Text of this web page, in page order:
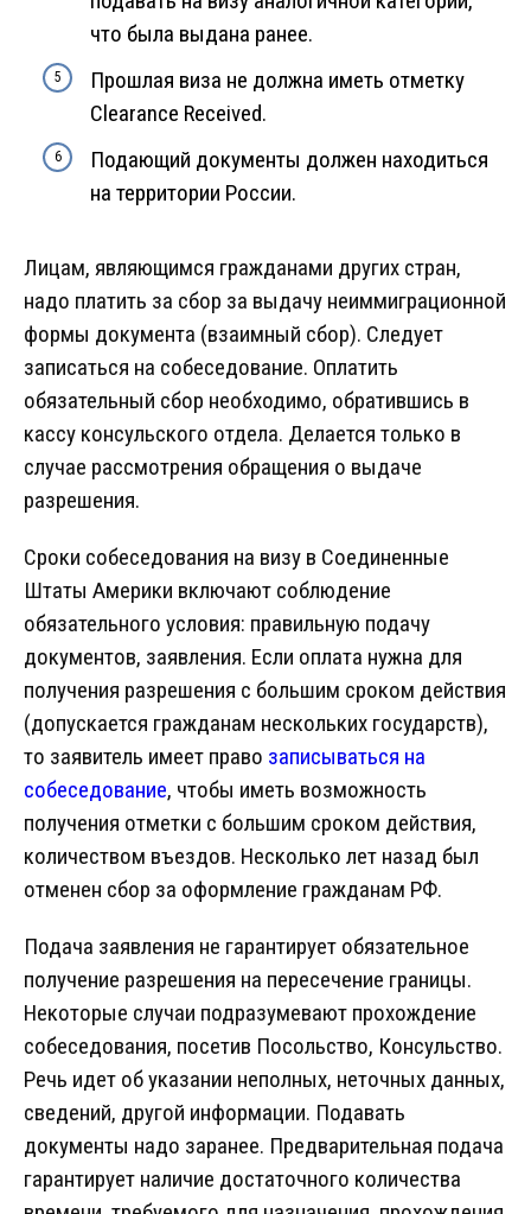
что была выдана ранее.
Прошлая виза не должна иметь отметку
Clearance Received.
Подающий документы должен находиться
на территории России.
Лицам, являющимся гражданами других стран,
надо платить за сбор за выдачу неиммиграционной
формы документа (взаимный сбор). Следует
записаться на собеседование. Оплатить
обязательный сбор необходимо, обратившись в
кассу консульского отдела. Делается только в
случае рассмотрения обращения о выдаче
разрешения.
Сроки собеседования на визу в Соединенные
Штаты Америки включают соблюдение
обязательного условия: правильную подачу
документов, заявления. Если оплата нужна для
получения разрешения с большим сроком действия
(допускается гражданам нескольких государств),
то заявитель имеет право записываться на
собеседование, чтобы иметь возможность
получения отметки с большим сроком действия,
количеством въездов. Несколько лет назад был
отменен сбор за оформление гражданам РФ.
Подача заявления не гарантирует обязательное
получение разрешения на пересечение границы.
Некоторые случаи подразумевают прохождение
собеседования, посетив Посольство, Консульство.
Речь идет об указании неполных, неточных данных,
сведений, другой информации. Подавать
документы надо заранее. Предварительная подача
гарантирует наличие достаточного количества